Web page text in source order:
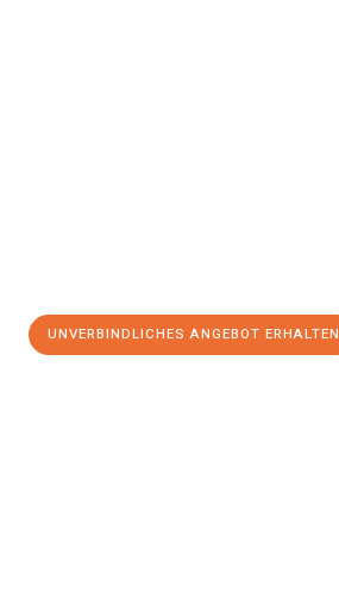
UNVERBINDLICHES ANGEBOT ERHALTEN